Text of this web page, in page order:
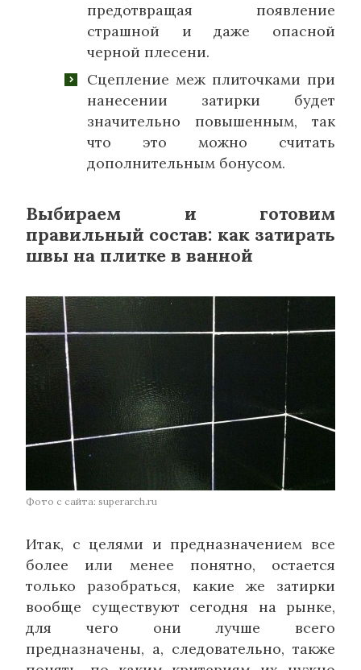
предотвращая появление
страшной и даже опасной
черной плесени.
Сцепление меж плиточками при
нанесении затирки будет
значительно повышенным, так
что это можно считать
дополнительным бонусом.
Выбираем и готовим
правильный состав: как затирать
швы на плитке в ванной
Фото с сайта: superarch.ru
Итак, с целями и предназначением все
более или менее понятно, остается
только разобраться, какие же затирки
вообще существуют сегодня на рынке,
для чего они лучше всего
предназначены, а, следовательно, также